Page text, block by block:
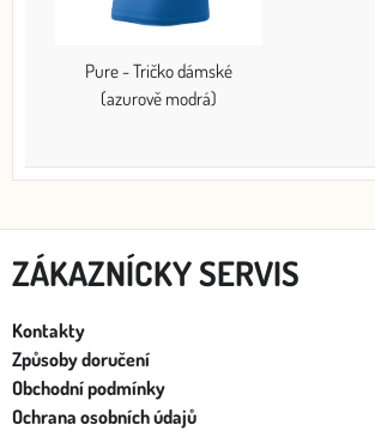
Pure - Tričko dámské
(azurově modrá)
ZÁKAZNÍCKY SERVIS
Kontakty
Způsoby doručení
Obchodní podmínky
Ochrana osobních údajů